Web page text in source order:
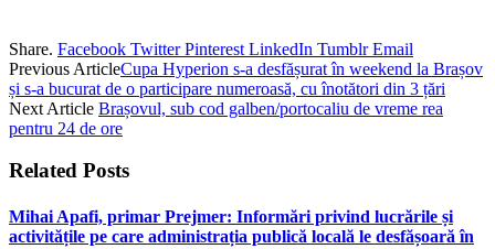
Share. Facebook Twitter Pinterest LinkedIn Tumblr Email
Previous ArticleCupa Hyperion s-a desfășurat în weekend la Brașov
și s-a bucurat de o participare numeroasă, cu înotători din 3 țări
Next Article Brașovul, sub cod galben/portocaliu de vreme rea
pentru 24 de ore
Related Posts
Mihai Apafi, primar Prejmer: Informări privind lucrările și
activitățile pe care administrația publică locală le desfășoară în